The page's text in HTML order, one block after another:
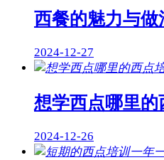
西餐的魅力与做
2024-12-27
想学西点哪里的
2024-12-26